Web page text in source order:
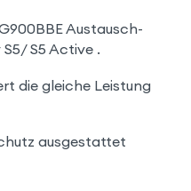
Austausch-
S5 Active .
die gleiche Leistung
ausgestattet